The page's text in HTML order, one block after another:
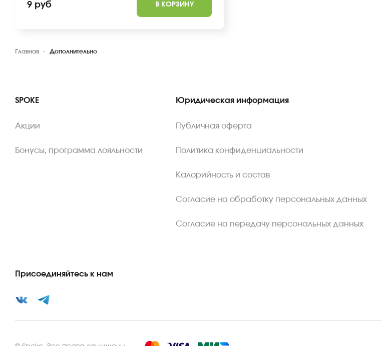
9 руб В КОРЗИНУ
Главная Дополнительно
SPOKE
Акции
Бонусы, программа лояльности
Юридическая информация
Публичная оферта
Политика конфиденциальности
Калорийность и состав
Согласие на обработку персональных данных
Согласие на передачу персональных данных
Присоединяйтесь к нам